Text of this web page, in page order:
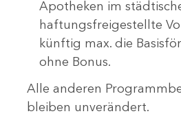
Apotheken im
haftungsfreigestellte
künftig max. die
ohne Bonus.
Alle anderen
bleiben unverändert.